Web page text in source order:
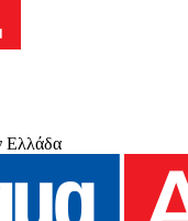
Ελλάδα